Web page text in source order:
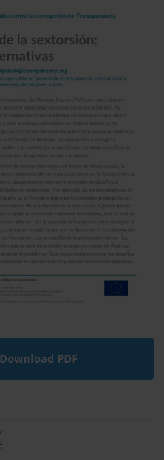
Download PDF